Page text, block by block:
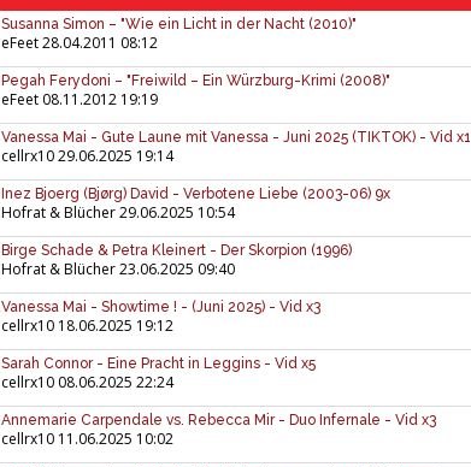
Susanna Simon – "Wie ein Licht in der Nacht (2010)"
eFeet28.04.2011 08:12
Pegah Ferydoni – "Freiwild – Ein Würzburg-Krimi (2008)"
eFeet 08.11.2012 19:19
Vanessa Mai - Gute Laune mit Vanessa - Juni 2025 (TIKTOK) - Vid x1
cellrx1029.06.2025 19:14
Inez Bjoerg (Bjørg) David - Verbotene Liebe (2003-06) 9x
Hofrat & Blücher29.06.2025 10:54
Birge Schade & Petra Kleinert - Der Skorpion (1996)
Hofrat & Blücher23.06.2025 09:40
Vanessa Mai - Showtime ! - (Juni 2025) - Vid x3
cellrx10 18.06.2025 19:12
Sarah Connor - Eine Pracht in Leggins - Vid x5
cellrx10 08.06.2025 22:24
Annemarie Carpendale vs. Rebecca Mir - Duo Infernale - Vid x3
cellrx10 11.06.2025 10:02